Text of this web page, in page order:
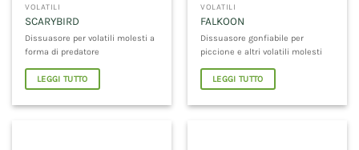
VOLATILI
SCARYBIRD
Dissuasore per volatili molesti a
forma di predatore
LEGGI TUTTO
VOLATILI
FALKOON
Dissuasore gonfiabile per
piccione e altri volatili molesti
LEGGI TUTTO